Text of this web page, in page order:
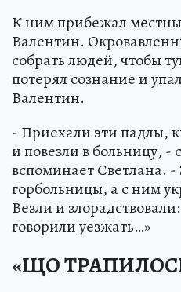
К ним прибежал
Валентин.
собрать людей, чтобы
потерял сознание и
Валентин.
- Приехали эти падлы,
и повезли в больницу, -
вспоминает Светлана.
горбольницы, а с ним
Везли и
говорили уезжать…»
«ЩО